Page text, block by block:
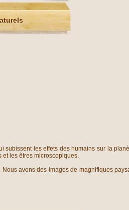
les effets des humains sur la
et les êtres microscopiques.
avons des images de magnifiques